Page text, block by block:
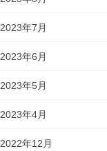
2023年7月
2023年6月
2023年5月
2023年4月
2022年12月